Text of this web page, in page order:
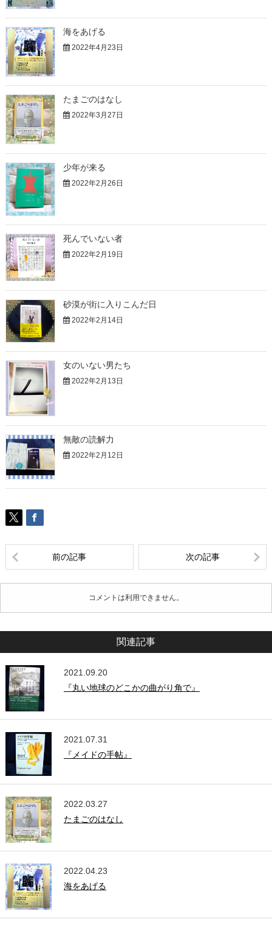
海をあげる
2022年4月23日
たまごのはなし
2022年3月27日
少年が来る
2022年2月26日
死んでいない者
2022年2月19日
砂漠が街に入りこんだ日
2022年2月14日
女のいない男たち
2022年2月13日
無敵の読解力
2022年2月12日
前の記事 次の記事
コメントは利用できません。
関連記事
2021.09.20
『丸い地球のどこかの曲がり角で』
2021.07.31
『メイドの手帖』
2022.03.27
たまごのはなし
2022.04.23
海をあげる